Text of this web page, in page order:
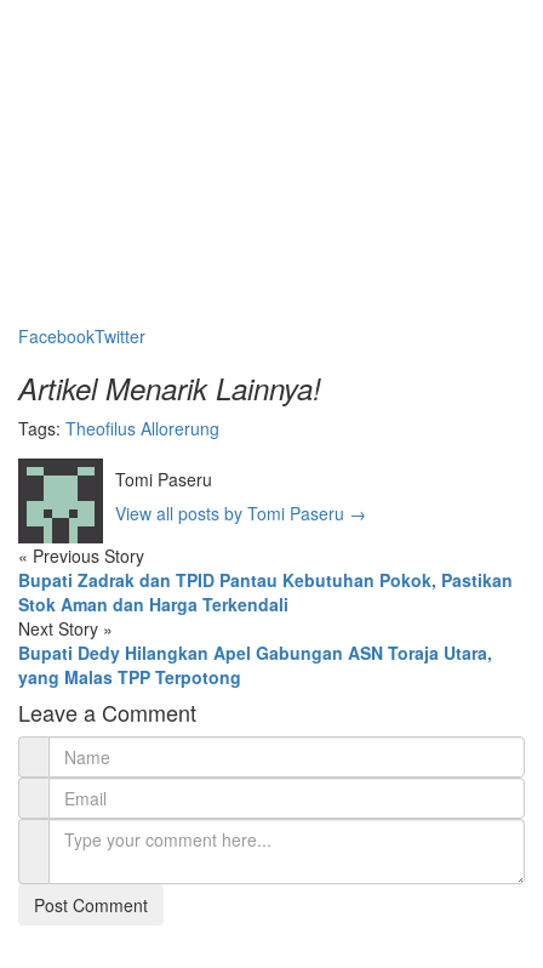
FacebookTwitter
Artikel Menarik Lainnya!
Tags: Theofilus Allorerung
Tomi Paseru
View all posts by Tomi Paseru →
« Previous Story
Bupati Zadrak dan TPID Pantau Kebutuhan Pokok, Pastikan
Stok Aman dan Harga Terkendali
Next Story »
Bupati Dedy Hilangkan Apel Gabungan ASN Toraja Utara,
yang Malas TPP Terpotong
Leave a Comment